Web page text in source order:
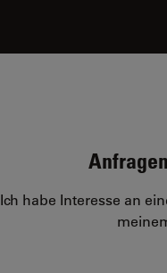
Ich habe Interesse an